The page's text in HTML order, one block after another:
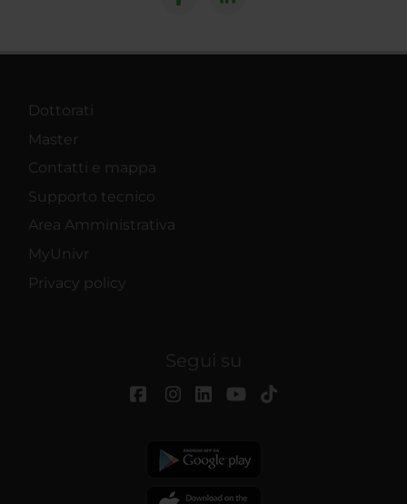
Dottorati
Master
Contatti e mappa
Supporto tecnico
Area Amministrativa
MyUnivr
Privacy policy
Segui su